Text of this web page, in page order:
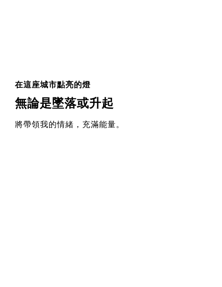
在這座城市點亮的燈
無論是墜落或升起
將帶領我的情緒，充滿能量。